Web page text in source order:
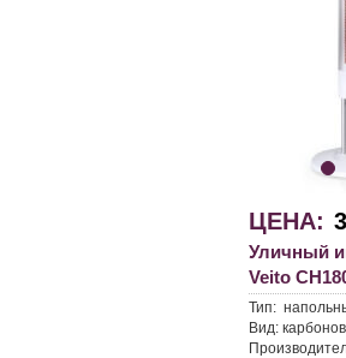
ЦЕНА:
Уличный
Veito
Тип:
Вид: